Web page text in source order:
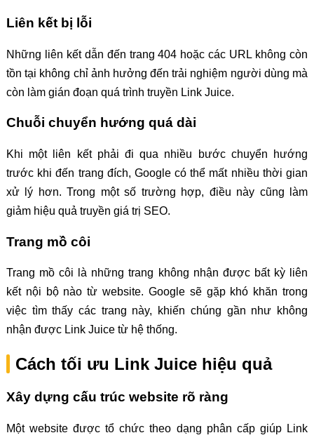
Liên kết bị lỗi
Những liên kết dẫn đến trang 404 hoặc các URL không còn
tồn tại không chỉ ảnh hưởng đến trải nghiệm người dùng mà
còn làm gián đoạn quá trình truyền Link Juice.
Chuỗi chuyển hướng quá dài
Khi một liên kết phải đi qua nhiều bước chuyển hướng
trước khi đến trang đích, Google có thể mất nhiều thời gian
xử lý hơn. Trong một số trường hợp, điều này cũng làm
giảm hiệu quả truyền giá trị SEO.
Trang mồ côi
Trang mồ côi là những trang không nhận được bất kỳ liên
kết nội bộ nào từ website. Google sẽ gặp khó khăn trong
việc tìm thấy các trang này, khiến chúng gần như không
nhận được Link Juice từ hệ thống.
Cách tối ưu Link Juice hiệu quả
Xây dựng cấu trúc website rõ ràng
Một website được tổ chức theo dạng phân cấp giúp Link